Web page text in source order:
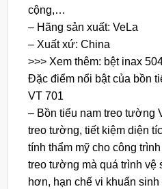
cộng,…
– Hãng sản xuất: VeLa
– Xuất xứ: China
>>> Xem thêm: bệt inax
Đặc điểm nổi bật của bồn
VT 701
– Bồn tiểu nam treo tường
treo tường, tiết kiệm diện
tính thẩm mỹ cho công
treo tường mà quá trình vệ
hơn, hạn chế vi khuẩn sinh